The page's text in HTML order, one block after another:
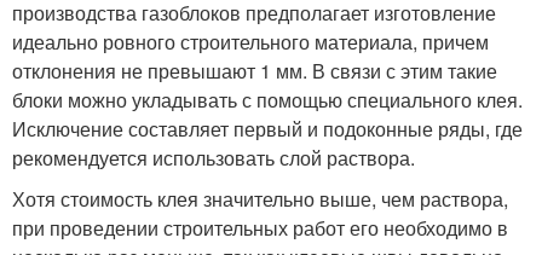
производства газоблоков предполагает изготовление
идеально ровного строительного материала, причем
отклонения не превышают 1 мм. В связи с этим такие
блоки можно укладывать с помощью специального клея.
Исключение составляет первый и подоконные ряды, где
рекомендуется использовать слой раствора.
Хотя стоимость клея значительно выше, чем раствора,
при проведении строительных работ его необходимо в